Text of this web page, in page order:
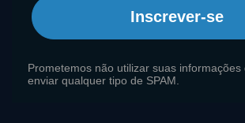
Inscrever-se
Prometemos não utilizar suas informações
enviar qualquer tipo de SPAM.